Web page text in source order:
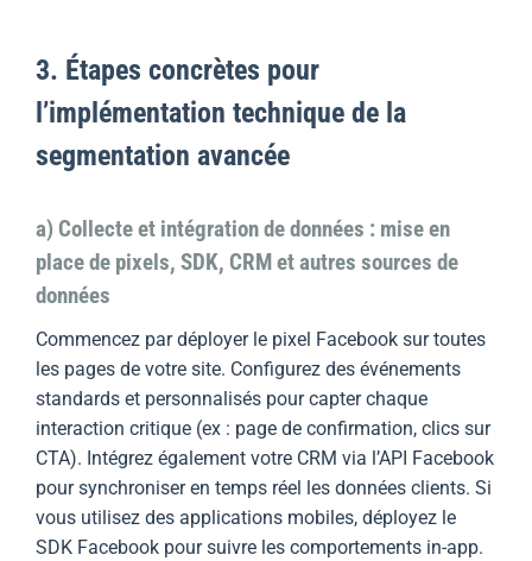
3. Étapes concrètes pour
l’implémentation technique de la
segmentation avancée
a) Collecte et intégration de données : mise en
place de pixels, SDK, CRM et autres sources de
données
Commencez par déployer le pixel Facebook sur toutes
les pages de votre site. Configurez des événements
standards et personnalisés pour capter chaque
interaction critique (ex : page de confirmation, clics sur
CTA). Intégrez également votre CRM via l’API Facebook
pour synchroniser en temps réel les données clients. Si
vous utilisez des applications mobiles, déployez le
SDK Facebook pour suivre les comportements in-app.